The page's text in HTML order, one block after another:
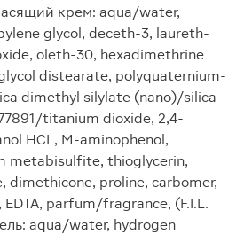
крем: aqua/water,
glycol, deceth-3, laureth-
oleth-30, hexadimethrine
distearate, polyquaternium-
dimethyl silylate (nano)/silica
titanium dioxide, 2,4-
HCL, M-aminophenol,
metabisulfite, thioglycerin,
dimethicone, proline, carbomer,
parfum/fragrance, (F.I.L.
aqua/water, hydrogen